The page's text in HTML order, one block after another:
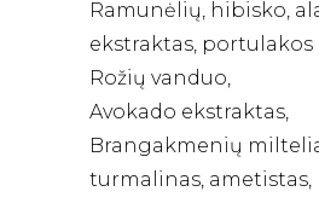
Ramunėlių, hibisko,
ekstraktas, portulakos
Rožių vanduo,
Avokado ekstraktas,
Brangakmenių
turmalinas, ametistas,